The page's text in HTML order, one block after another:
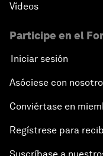
Vídeos
Participe en el
Iniciar sesión
Asóciese con
Conviértase en
Regístrese para